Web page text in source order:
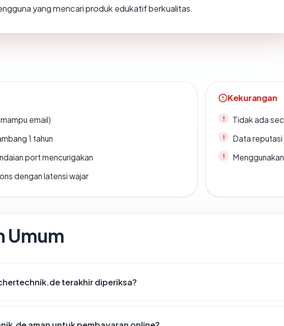
yang mencari produk edukatif berkualitas.
email)
1 tahun
port mencurigakan
dengan latensi wajar
Kekurangan
Tidak ada
Data
Umum
terakhir diperiksa?